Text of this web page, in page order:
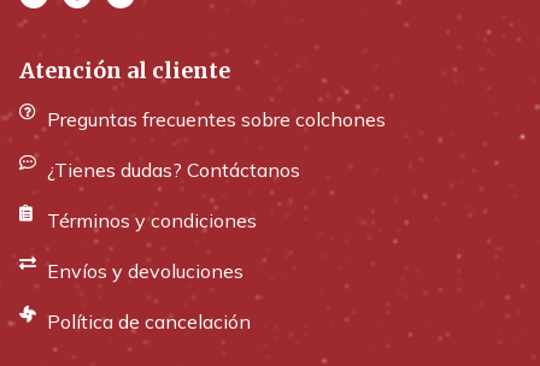
Atención al cliente
Preguntas frecuentes sobre colchones
¿Tienes dudas? Contáctanos
Términos y condiciones
Envíos y devoluciones
Política de cancelación